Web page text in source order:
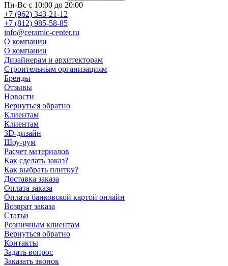
Пн-Вс с 10:00 до 20:00
+7 (962) 343-21-12
+7 (812) 985-58-85
info@ceramic-center.ru
О компании
О компании
Дизайнерам и архитекторам
Строительным организациям
Бренды
Отзывы
Новости
Вернуться обратно
Клиентам
Клиентам
3D-дизайн
Шоу-рум
Расчет материалов
Как сделать заказ?
Как выбрать плитку?
Доставка заказа
Оплата заказа
Оплата банковской картой онлайн
Возврат заказа
Статьи
Розничным клиентам
Вернуться обратно
Контакты
Задать вопрос
Заказать звонок